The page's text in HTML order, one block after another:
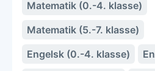
Matematik (0.-4. klasse)
Matematik (5.-7. klasse)
Engelsk (0.-4. klasse)